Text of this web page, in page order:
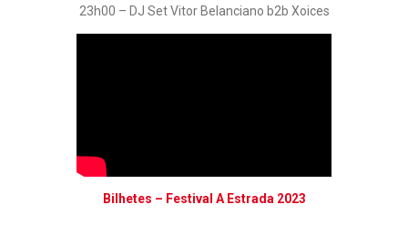
23h00 – DJ Set Vitor Belanciano b2b Xoices
Bilhetes – Festival A Estrada 2023